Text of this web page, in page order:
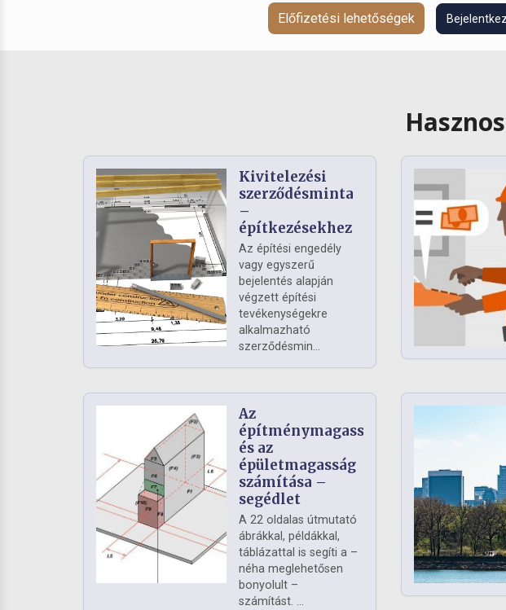
Előfizetési lehetőségek
Kivitelezési
szerződésminta
–
építkezésekhez
Az építési engedély
vagy egyszerű
bejelentés alapján
végzett építési
tevékenységekre
alkalmazható
szerződésmin...
Az
építménymagasság
és az
épületmagasság
számítása –
segédlet
A 22 oldalas útmutató
ábrákkal, példákkal,
táblázattal is segíti a –
néha meglehetősen
bonyolult –
számítást. ...